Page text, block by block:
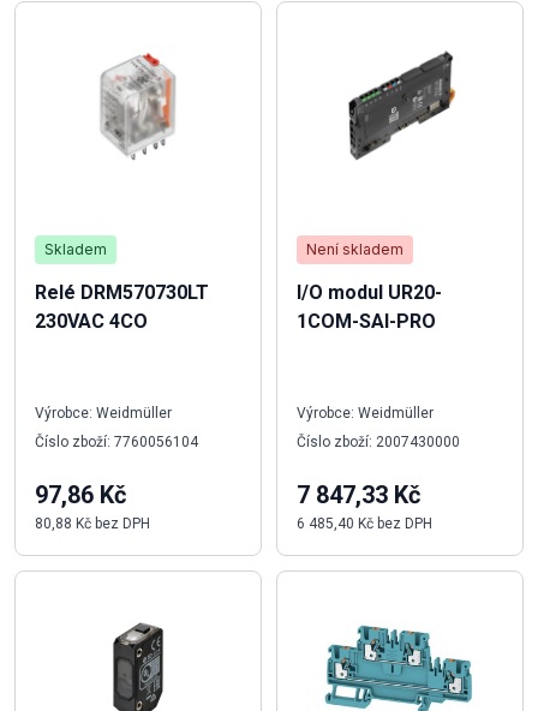
Skladem
Relé DRM570730LT
230VAC 4CO
Výrobce: Weidmüller
Číslo zboží: 7760056104
97,86 Kč
80,88 Kč bez DPH
Není skladem
I/O modul UR20-
1COM-SAI-PRO
Výrobce: Weidmüller
Číslo zboží: 2007430000
7 847,33 Kč
6 485,40 Kč bez DPH